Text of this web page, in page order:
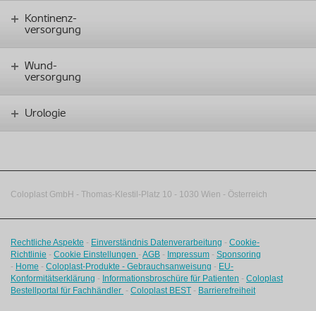
Kontinenz-
versorgung
Wund-
versorgung
Urologie
Coloplast GmbH - Thomas-Klestil-Platz 10 - 1030 Wien - Österreich
Rechtliche Aspekte - Einverständnis Datenverarbeitung - Cookie-
Richtlinie - Cookie Einstellungen - AGB - Impressum - Sponsoring
- Home - Coloplast-Produkte - Gebrauchsanweisung - EU-
Konformitätserklärung - Informationsbroschüre für Patienten - Coloplast
Bestellportal für Fachhändler - Coloplast BEST - Barrierefreiheit